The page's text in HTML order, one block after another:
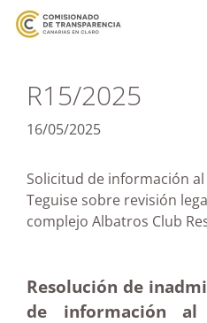
R15/2025
16/05/2025
Solicitud de información
Teguise sobre revisión
complejo Albatros
Resolución de
de información al